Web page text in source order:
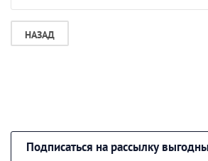
НАЗАД
Подписаться на рассылку